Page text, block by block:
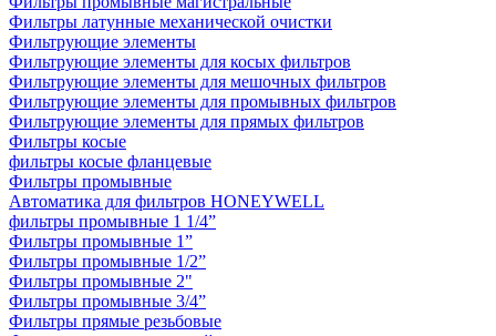
Фильтры латунные механической очистки
Фильтрующие элементы
Фильтрующие элементы для косых фильтров
Фильтрующие элементы для мешочных фильтров
Фильтрующие элементы для промывных фильтров
Фильтрующие элементы для прямых фильтров
Фильтры косые
фильтры косые фланцевые
Фильтры промывные
Автоматика для фильтров HONEYWELL
фильтры промывные 1 1/4”
Фильтры промывные 1”
Фильтры промывные 1/2”
Фильтры промывные 2"
Фильтры промывные 3/4”
Фильтры прямые резьбовые